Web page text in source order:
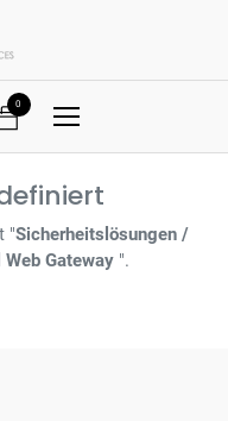
0
"Sicherheitslösungen /
Gateway ".